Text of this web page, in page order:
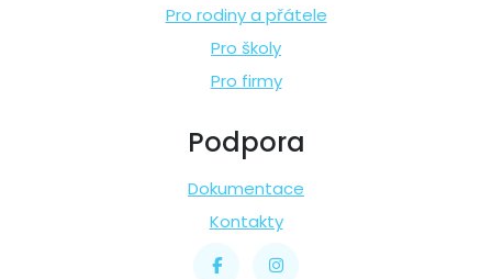
Pro rodiny a přátele
Pro školy
Pro firmy
Podpora
Dokumentace
Kontakty